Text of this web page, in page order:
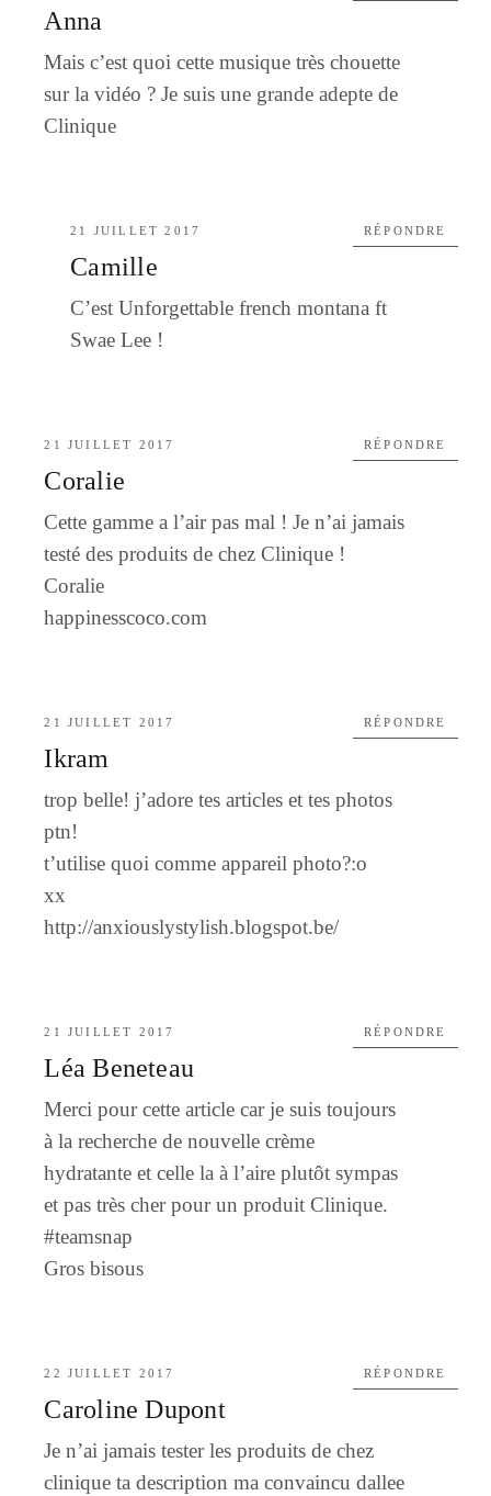
Anna
Mais c’est quoi cette musique très chouette
sur la vidéo ? Je suis une grande adepte de
Clinique
21 JUILLET 2017
Camille
C’est Unforgettable french montana ft
Swae Lee !
RÉPONDRE
21 JUILLET 2017
Coralie
Cette gamme a l’air pas mal ! Je n’ai jamais
testé des produits de chez Clinique !
Coralie
happinesscoco.com
RÉPONDRE
21 JUILLET 2017
Ikram
trop belle! j’adore tes articles et tes photos
ptn!
t’utilise quoi comme appareil photo?:o
xx
http://anxiouslystylish.blogspot.be/
RÉPONDRE
21 JUILLET 2017
Léa Beneteau
Merci pour cette article car je suis toujours
à la recherche de nouvelle crème
hydratante et celle la à l’aire plutôt sympas
et pas très cher pour un produit Clinique.
#teamsnap
Gros bisous
RÉPONDRE
22 JUILLET 2017
Caroline Dupont
Je n’ai jamais tester les produits de chez
clinique ta description ma convaincu dallee
RÉPONDRE